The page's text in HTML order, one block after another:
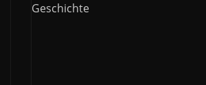
Geschichte